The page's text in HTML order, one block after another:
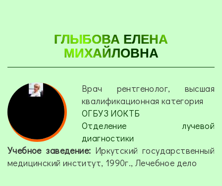
ГЛЫБОВА ЕЛЕНА
МИХАЙЛОВНА
Врач рентгенолог, высшая
квалификационная категория
ОГБУЗ ИОКТБ
Отделение лучевой
диагностики
Учебное заведение: Иркутский государственный
медицинский институт, 1990г., Лечебное дело